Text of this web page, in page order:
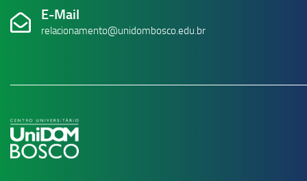
E-Mail
relacionamento@unidombosco.edu.br